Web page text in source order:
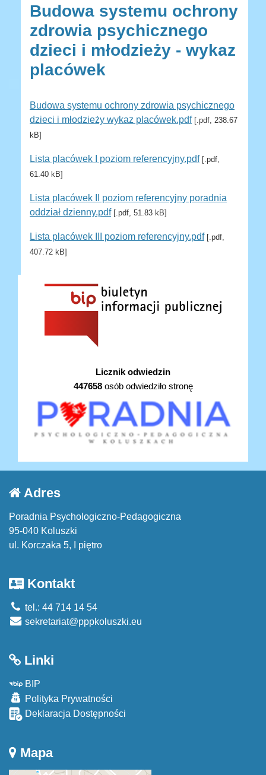
Budowa systemu ochrony
zdrowia psychicznego
dzieci i młodzieży - wykaz
placówek
Budowa systemu ochrony zdrowia psychicznego
dzieci i młodzieży wykaz placówek.pdf[.pdf, 238.67
kB]
Lista placówek I poziom referencyjny.pdf[.pdf,
61.40 kB]
Lista placówek II poziom referencyjny poradnia
oddział dzienny.pdf[.pdf, 51.83 kB]
Lista placówek III poziom referencyjny.pdf[.pdf,
407.72 kB]
Licznik odwiedzin
447658osób odwiedziło stronę
Adres
Poradnia Psychologiczno-Pedagogiczna
95-040 Koluszki
ul. Korczaka 5, I piętro
Kontakt
tel.: 44 714 14 54
sekretariat@pppkoluszki.eu
Linki
BIP
Polityka Prywatności
Deklaracja Dostępności
Mapa